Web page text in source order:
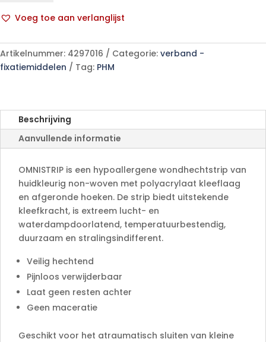
aantalVoeg toe aan verlanglijst
l
t
e
a
t
Artikelnummer: 4297016 Categorie: verband -
fixatiemiddelen
Tag: PHM
Beschrijving
Aanvullende informatie
OMNISTRIP is een hypoallergene wondhechtstrip van
huidkleurig non-woven met polyacrylaat kleeflaag
en afgeronde hoeken. De strip biedt uitstekende
kleefkracht, is extreem lucht- en
waterdampdoorlatend, temperatuurbestendig,
duurzaam en stralingsindifferent.
Veilig hechtend
Pijnloos verwijderbaar
Laat geen resten achter
Geen maceratie
Geschikt voor het atraumatisch sluiten van kleine